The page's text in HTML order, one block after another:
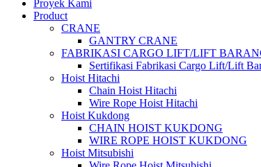
Proyek Kami
Product
CRANE
GANTRY CRANE
FABRIKASI CARGO LIFT/LIFT
Sertifikasi Fabrikasi Cargo Lift/Lift
Hoist Hitachi
Chain Hoist Hitachi
Wire Rope Hoist Hitachi
Hoist Kukdong
CHAIN HOIST KUKDONG
WIRE ROPE HOIST KUKDONG
Hoist Mitsubishi